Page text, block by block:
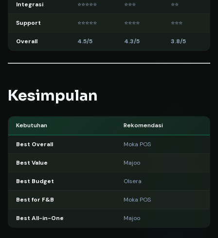
Integrasi ⭐⭐⭐⭐⭐ ⭐⭐⭐ ⭐⭐
Support ⭐⭐⭐⭐⭐ ⭐⭐⭐⭐ ⭐⭐⭐
Overall 4.5/5 4.3/5 3.8/5
Kesimpulan
Kebutuhan Rekomendasi
Best Overall Moka POS
Best Value Majoo
Best Budget Olsera
Best for F&B Moka POS
Best All-in-One Majoo